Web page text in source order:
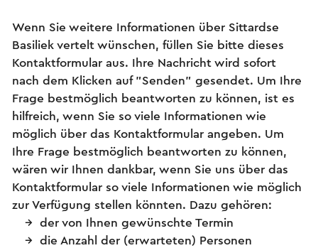
Wenn Sie weitere Informationen über Sittardse
Basiliek vertelt wünschen, füllen Sie bitte dieses
Kontaktformular aus. Ihre Nachricht wird sofort
nach dem Klicken auf "Senden" gesendet. Um Ihre
Frage bestmöglich beantworten zu können, ist es
hilfreich, wenn Sie so viele Informationen wie
möglich über das Kontaktformular angeben. Um
Ihre Frage bestmöglich beantworten zu können,
wären wir Ihnen dankbar, wenn Sie uns über das
Kontaktformular so viele Informationen wie möglich
zur Verfügung stellen könnten. Dazu gehören:
der von Ihnen gewünschte Termin
die Anzahl der (erwarteten) Personen